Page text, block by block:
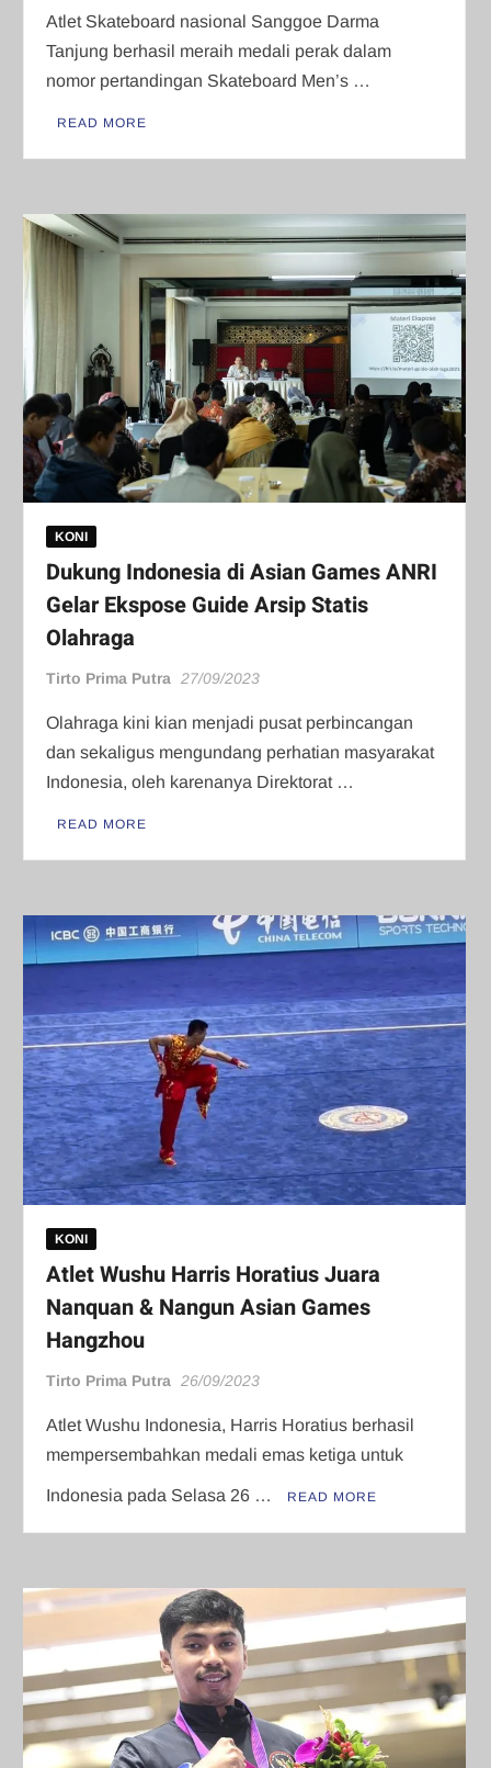
Atlet Skateboard nasional Sanggoe Darma
Tanjung berhasil meraih medali perak dalam
nomor pertandingan Skateboard Men’s …
READ MORE
KONI
Dukung Indonesia di Asian Games ANRI
Gelar Ekspose Guide Arsip Statis
Olahraga
Tirto Prima Putra 27/09/2023
Olahraga kini kian menjadi pusat perbincangan
dan sekaligus mengundang perhatian masyarakat
Indonesia, oleh karenanya Direktorat …
READ MORE
KONI
Atlet Wushu Harris Horatius Juara
Nanquan & Nangun Asian Games
Hangzhou
Tirto Prima Putra 26/09/2023
Atlet Wushu Indonesia, Harris Horatius berhasil
mempersembahkan medali emas ketiga untuk
Indonesia pada Selasa 26 … READ MORE